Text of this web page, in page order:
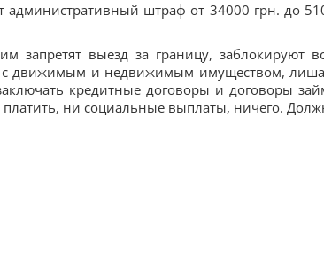
административный штраф от 34000 грн. до
запретят выезд за границу, заблокируют
с движимым и недвижимым имуществом,
кредитные договоры и договоры
платить, ни социальные выплаты, ничего.